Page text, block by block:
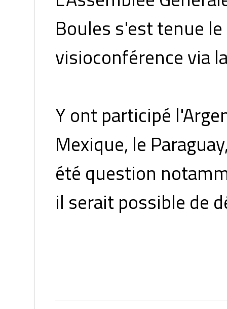
Boules s'est tenue
visioconférence via
Y ont participé
Mexique, le
été question
il serait possible de